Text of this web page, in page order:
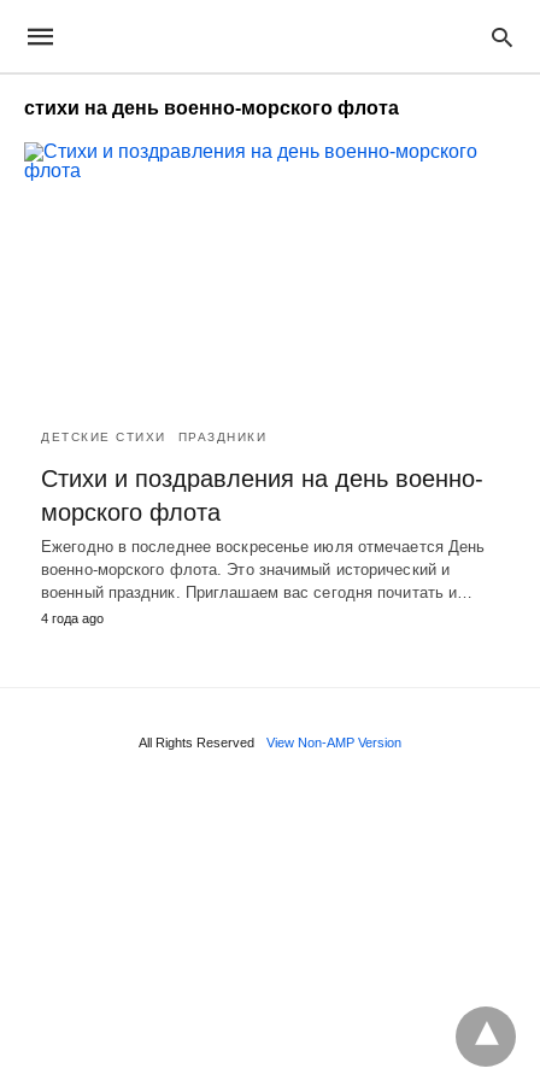
стихи на день военно-морского флота
ДЕТСКИЕ СТИХИ ПРАЗДНИКИ
Стихи и поздравления на день военно-
морского флота
Ежегодно в последнее воскресенье июля отмечается День
военно-морского флота. Это значимый исторический и
военный праздник. Приглашаем вас сегодня почитать и…
4 года ago
All Rights Reserved View Non-AMP Version